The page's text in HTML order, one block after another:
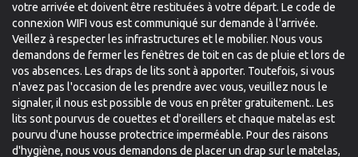
votre arrivée et doivent être restituées à votre départ. Le code de
connexion WIFI vous est communiqué sur demande à l'arrivée.
Veillez à respecter les infrastructures et le mobilier. Nous vous
demandons de fermer les fenêtres de toit en cas de pluie et lors de
vos absences. Les draps de lits sont à apporter. Toutefois, si vous
n'avez pas l'occasion de les prendre avec vous, veuillez nous le
signaler, il nous est possible de vous en prêter gratuitement.. Les
lits sont pourvus de couettes et d'oreillers et chaque matelas est
pourvu d'une housse protectrice imperméable. Pour des raisons
d'hygiène, nous vous demandons de placer un drap sur le matelas,